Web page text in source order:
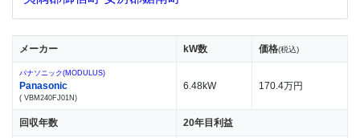
メーカー kW数 価格(税込)
パナソニック(MODULUS)
Panasonic
( VBM240FJ01N)
6.48kW 170.4万円
回収年数 20年目利益